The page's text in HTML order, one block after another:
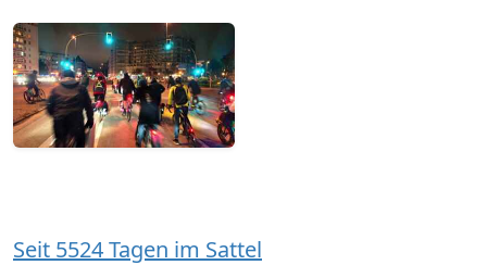
Seit 5524 Tagen im Sattel